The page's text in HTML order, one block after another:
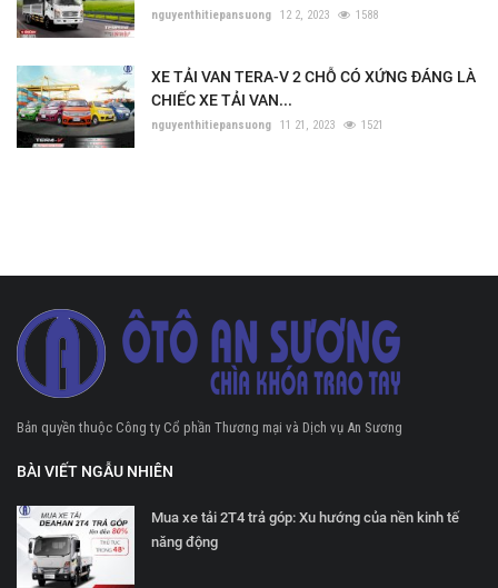
nguyenthitiepansuong 12 2, 2023 1588
XE TẢI VAN TERA-V 2 CHỖ CÓ XỨNG ĐÁNG LÀ
CHIẾC XE TẢI VAN...
nguyenthitiepansuong 11 21, 2023 1521
Bản quyền thuộc Công ty Cổ phần Thương mại và Dịch vụ An Sương
BÀI VIẾT NGẪU NHIÊN
Mua xe tải 2T4 trả góp: Xu hướng của nền kinh tế
năng động